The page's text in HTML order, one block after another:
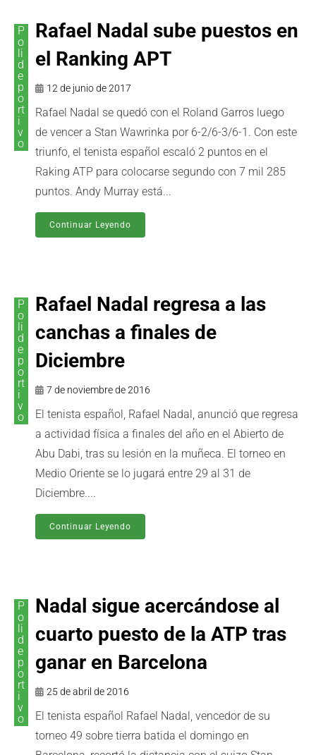
P
o
li
d
e
p
o
rt
i
v
o
Rafael Nadal sube puestos en
el Ranking APT
12 de junio de 2017
Rafael Nadal se quedó con el Roland Garros luego
de vencer a Stan Wawrinka por 6-2/6-3/6-1. Con este
triunfo, el tenista español escaló 2 puntos en el
Raking ATP para colocarse segundo con 7 mil 285
puntos. Andy Murray está...
Continuar Leyendo
P
o
li
d
e
p
o
rt
i
v
o
Rafael Nadal regresa a las
canchas a finales de
Diciembre
7 de noviembre de 2016
El tenista español, Rafael Nadal, anunció que regresa
a actividad física a finales del año en el Abierto de
Abu Dabi, tras su lesión en la muñeca. El torneo en
Medio Oriente se lo jugará entre 29 al 31 de
Diciembre....
Continuar Leyendo
P
o
li
d
e
p
o
rt
i
v
o
Nadal sigue acercándose al
cuarto puesto de la ATP tras
ganar en Barcelona
25 de abril de 2016
El tenista español Rafael Nadal, vencedor de su
torneo 49 sobre tierra batida el domingo en